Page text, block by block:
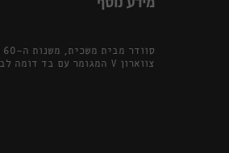
צווארון V המגומר עם בד דומה לבד של הסוודר עצמו.